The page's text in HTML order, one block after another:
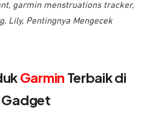
, garmin menstruations tracker,
, Lily, Pentingnya Mengecek
Garmin Terbaik di